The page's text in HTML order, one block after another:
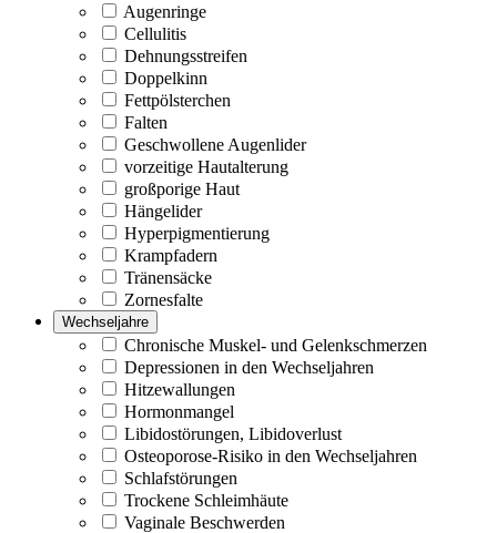
Augenringe
Cellulitis
Dehnungsstreifen
Doppelkinn
Fettpölsterchen
Falten
Geschwollene Augenlider
vorzeitige Hautalterung
großporige Haut
Hängelider
Hyperpigmentierung
Krampfadern
Tränensäcke
Zornesfalte
Wechseljahre
Chronische Muskel- und Gelenkschmerzen
Depressionen in den Wechseljahren
Hitzewallungen
Hormonmangel
Libidostörungen, Libidoverlust
Osteoporose-Risiko in den Wechseljahren
Schlafstörungen
Trockene Schleimhäute
Vaginale Beschwerden